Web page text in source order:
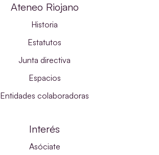
Ateneo Riojano
Historia
Estatutos
Junta directiva
Espacios
Entidades colaboradoras
Interés
Asóciate